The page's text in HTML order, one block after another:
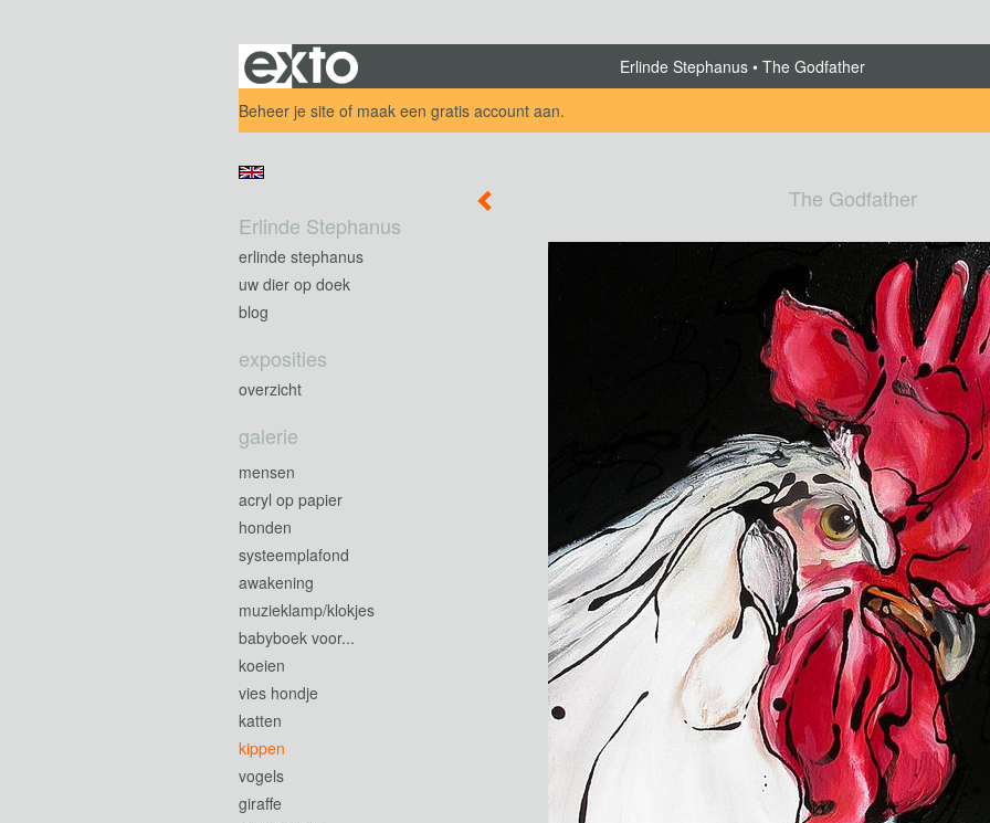
Erlinde Stephanus
The Godfather
Beheer je site of maak een gratis account aan.
The Godfather
Erlinde Stephanus
erlinde stephanus
uw dier op doek
blog
exposities
overzicht
galerie
mensen
acryl op papier
honden
systeemplafond
awakening
muzieklamp/klokjes
babyboek voor...
koeien
vies hondje
katten
kippen
vogels
giraffe